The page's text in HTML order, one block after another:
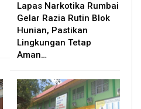
Lapas Narkotika Rumbai
Gelar Razia Rutin Blok
Hunian, Pastikan
Lingkungan Tetap
Aman…